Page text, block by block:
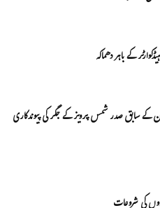
کے باہر دھماکہ
کے سابق صدر شمس پرویز کے جگر کی پیوندکاری